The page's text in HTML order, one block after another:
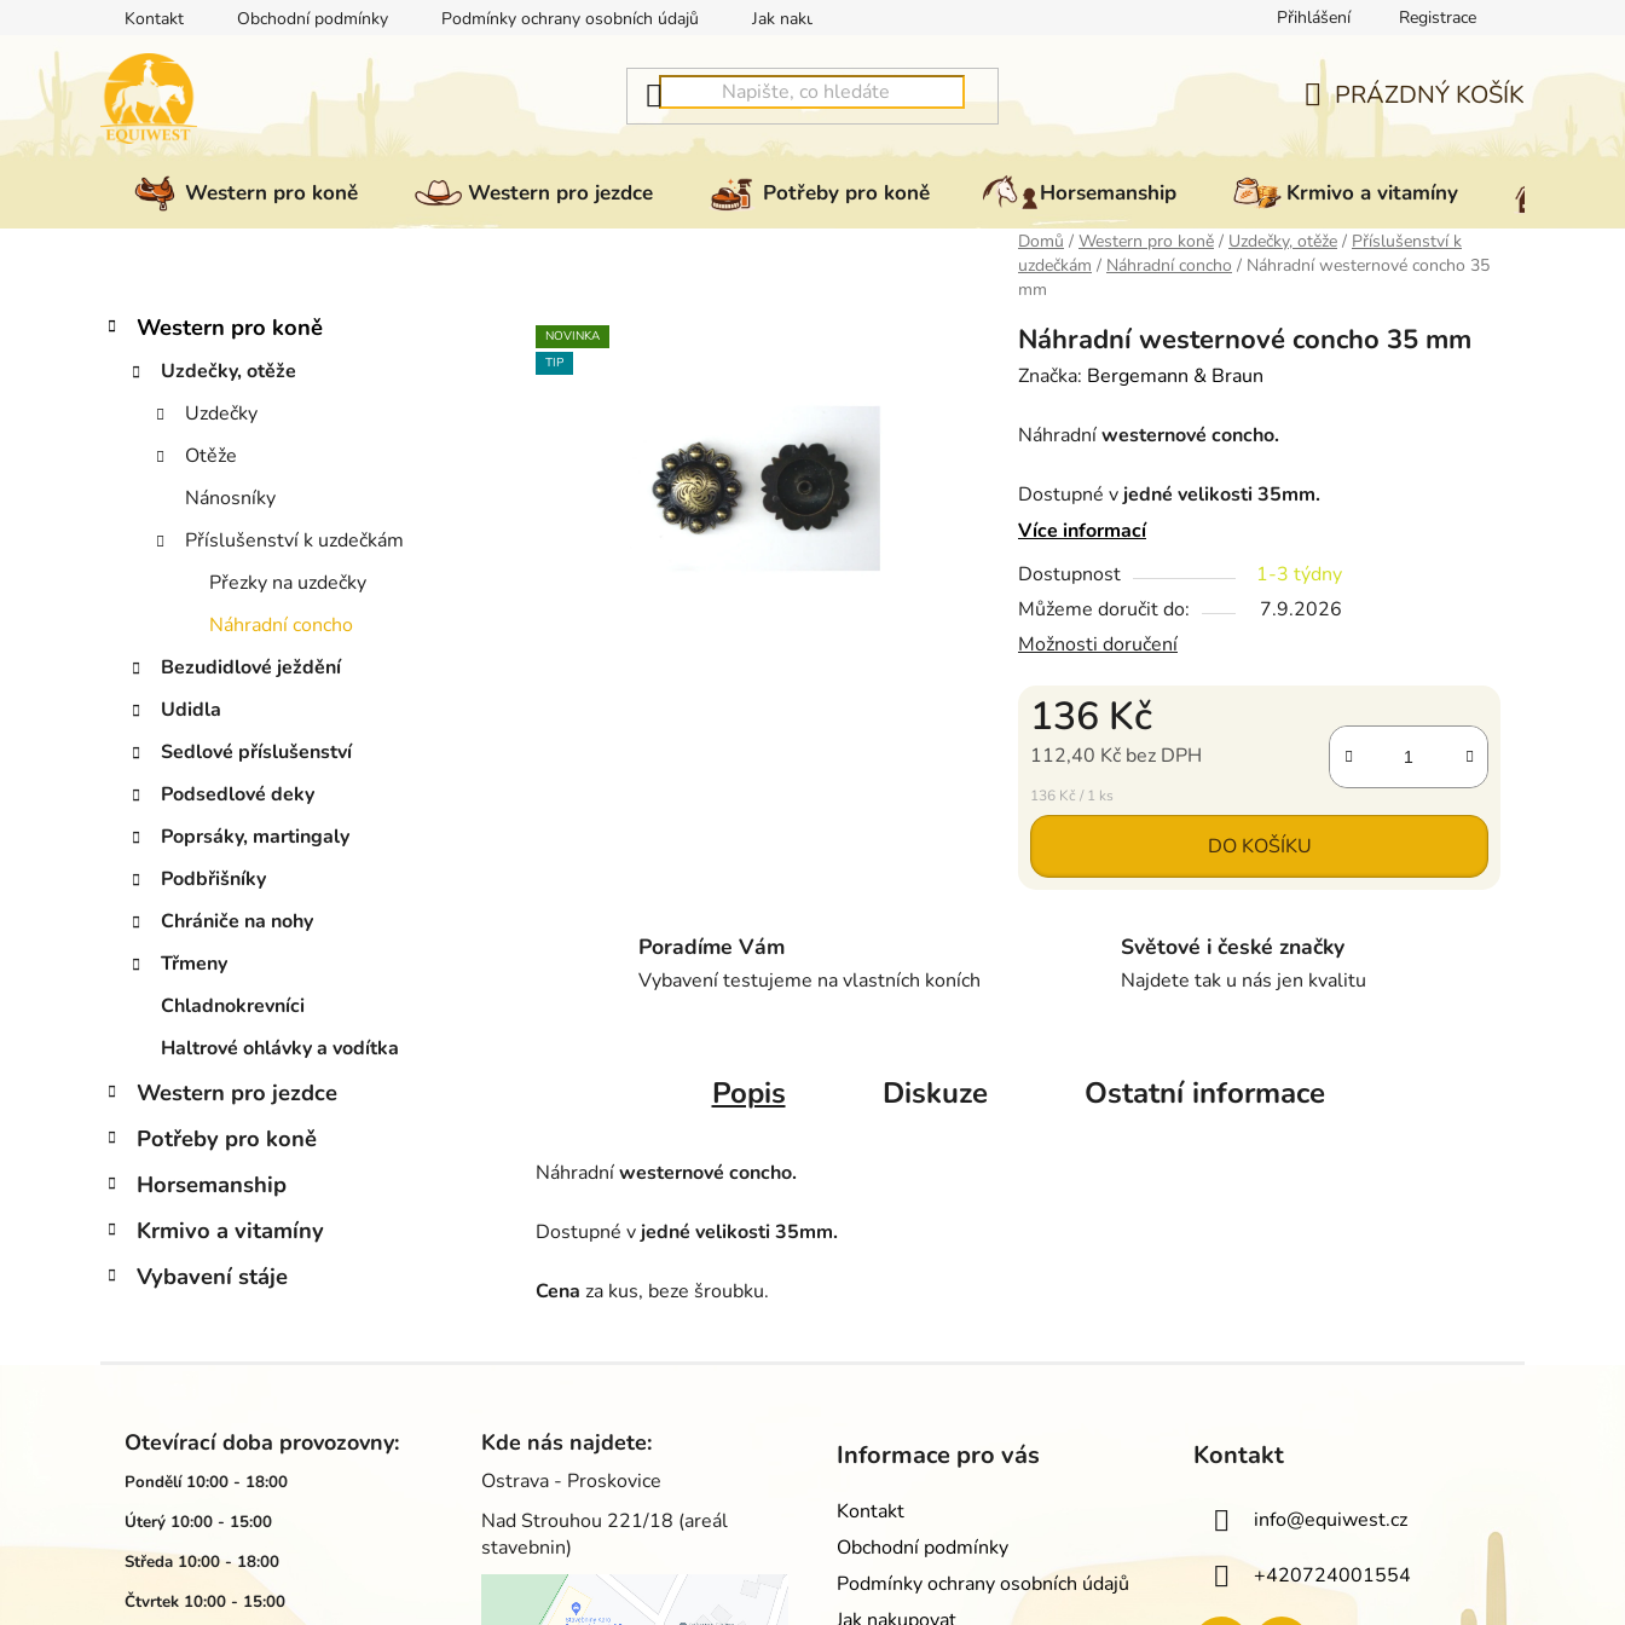
obsah
Kontakt Obchodní podmínky Podmínky ochrany osobních údajů Jak nakupovat Reklamace Doprava a platba
Přihlášení Registrace
NÁKUPNÍ
KOŠÍK
PRÁZDNÝ KOŠÍK
Western pro koně Western pro jezdce Potřeby pro koně Horsemanship Krmivo a vitamíny
Domů / Western pro koně / Uzdečky, otěže / Příslušenství k
uzdečkám / Náhradní concho / Náhradní westernové concho 35
mm
PPřeskočit
kategorie
K
a
Western pro koně
Uzdečky, otěže
Uzdečky
Otěže
Nánosníky
Příslušenství k uzdečkám
Přezky na uzdečky
Náhradní concho
Bezudidlové ježdění
Udidla
Sedlové příslušenství
Podsedlové deky
Poprsáky, martingaly
Podbřišníky
Chrániče na nohy
Třmeny
Chladnokrevníci
Haltrové ohlávky a vodítka
Western pro jezdce
Potřeby pro koně
Horsemanship
Krmivo a vitamíny
Vybavení stáje
Náhradní westernové concho 35 mm
Značka: Bergemann & Braun
Náhradníwesternové concho.
Dostupné v jedné velikosti 35mm.
Více informací
Dostupnost
1-3 týdny
Můžeme doručit do:
7.9.2026
Možnosti doručení
136 Kč
112,40 Kč bez DPH
Měrná cena:
136 Kč / 1 ks
DO KOŠÍKU
NOVINKA
TIP
Poradíme Vám
Vybavení testujeme na vlastních koních
Světové i české značky
Najdete tak u nás jen kvalitu
Popis Diskuze Ostatní informace
Náhradníwesternové concho.
Dostupné v jedné velikosti 35mm.
Cena za kus, beze šroubku.
Otevírací doba provozovny:
Pondělí 10:00 - 18:00
Úterý 10:00 - 15:00
Středa 10:00 - 18:00
Čtvrtek 10:00 - 15:00
Kde nás najdete:
Ostrava - Proskovice
Nad Strouhou 221/18 (areál
stavebnin)
Informace pro vás
Kontakt
Obchodní podmínky
Podmínky ochrany osobních údajů
Kontakt
info@equiwest.cz
+420724001554